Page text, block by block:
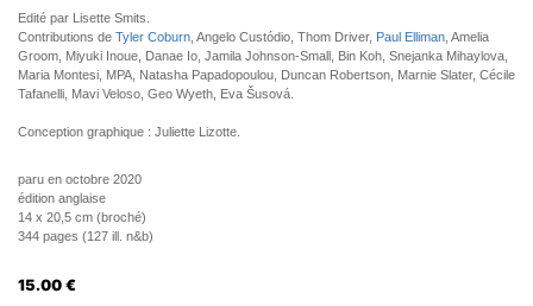
Edité par Lisette Smits.
Contributions de Tyler Coburn , Angelo Custódio, Thom Driver, Paul Elliman , Amelia
Groom, Miyuki Inoue, Danae Io, Jamila Johnson-Small, Bin Koh, Snejanka Mihaylova,
Maria Montesi, MPA, Natasha Papadopoulou, Duncan Robertson, Marnie Slater, Cécile
Tafanelli, Mavi Veloso, Geo Wyeth, Eva Šusová.
Conception graphique : Juliette Lizotte.
paru en octobre 2020
édition anglaise
14 x 20,5 cm (broché)
344 pages (127 ill. n&b)
15.00 €